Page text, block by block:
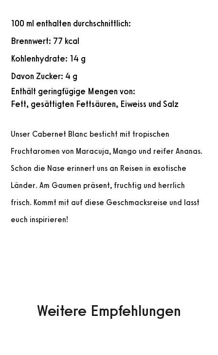
100 ml enthalten durchschnittlich:
Brennwert: 77 kcal
Kohlenhydrate: 14 g
Davon Zucker: 4 g
Enthält geringfügige Mengen von:
Fett, gesättigten Fettsäuren, Eiweiss und Salz
Unser Cabernet Blanc besticht mit tropischen
Fruchtaromen von Maracuja, Mango und reifer Ananas.
Schon die Nase erinnert uns an Reisen in exotische
Länder. Am Gaumen präsent, fruchtig und herrlich
frisch. Kommt mit auf diese Geschmacksreise und lasst
euch inspirieren!
Weitere Empfehlungen